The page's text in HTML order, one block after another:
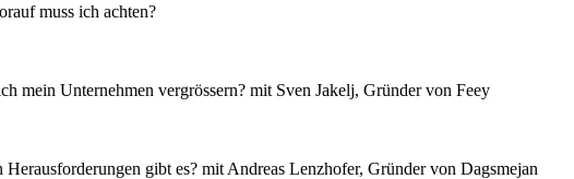
muss ich achten?
mein Unternehmen vergrössern? mit Sven Jakelj, Gründer von Feey
gibt es? mit Andreas Lenzhofer, Gründer von Dagsmejan